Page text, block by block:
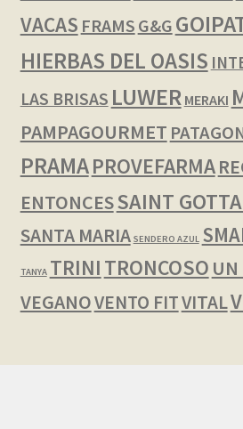
VACAS FRAMS G&G
HIERBAS DEL OASIS
LAS BRISAS LUWER MERAKI
PAMPAGOURMET
PRAMAPROVEFARMA
ENTONCESSAINT
SANTA MARIA SENDERO AZUL
TANYA TRINI TRONCOSO UN
VEGANOVENTO FITVITAL